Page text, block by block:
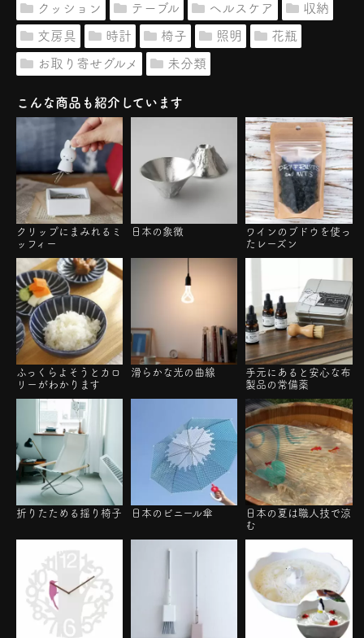
クッション テーブル ヘルスケア 収納
文房具 時計 椅子 照明 花瓶
お取り寄せグルメ 未分類
こんな商品も紹介しています
クリップにまみれるミ
ッフィー
日本の象徴
ワインのブドウを使っ
たレーズン
ふっくらよそうとカロ
リーがわかります
滑らかな光の曲線
手元にあると安心な布
製品の常備薬
折りたためる揺り椅子 日本のビニール傘
日本の夏は職人技で涼
む